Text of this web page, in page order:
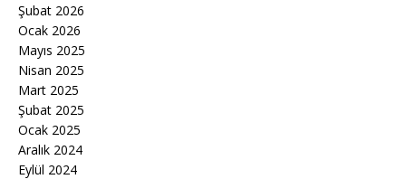
Şubat 2026
Ocak 2026
Mayıs 2025
Nisan 2025
Mart 2025
Şubat 2025
Ocak 2025
Aralık 2024
Eylül 2024